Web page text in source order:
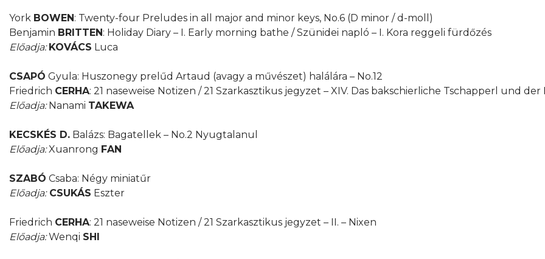
York BOWEN: Twenty-four Preludes in all major and minor keys, No.6 (D minor / d-moll)
Benjamin BRITTEN: Holiday Diary – I. Early morning bathe / Szünidei napló – I. Kora reggeli fürdőzés
Előadja: KOVÁCS Luca
CSAPÓ Gyula: Huszonegy prelűd Artaud (avagy a művészet) halálára – No.12
Friedrich CERHA: 21 naseweise Notizen / 21 Szarkasztikus jegyzet – XIV. Das bakschierliche Tschapperl und
Előadja:Nanami TAKEWA
KECSKÉS D. Balázs: Bagatellek – No.2 Nyugtalanul
Előadja:Xuanrong FAN
SZABÓ Csaba: Négy miniatűr
Előadja:CSUKÁS Eszter
Friedrich CERHA: 21 naseweise Notizen / 21 Szarkasztikus jegyzet – II. – Nixen
Előadja:Wenqi SHI